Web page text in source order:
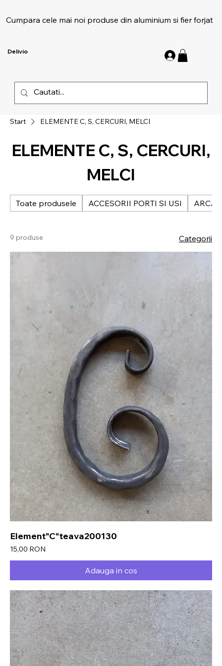
Cumpara cele mai noi produse din aluminium si fier forjat
Delivio
Start ELEMENTE C, S, CERCURI, MELCI
ELEMENTE C, S, CERCURI,
MELCI
Toate produsele ACCESORII PORTI SI USI
9 produse Categorii
Element"C"teava200130
Preț
15,00 RON
Adauga in cos